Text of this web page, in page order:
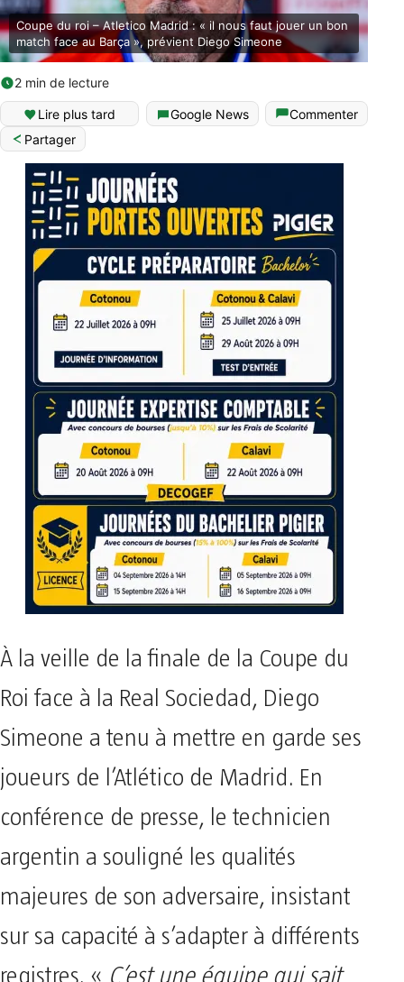
Coupe du roi – Atletico Madrid : « il nous faut jouer un bon
match face au Barça », prévient Diego Simeone
2 min de lecture
Lire plus tard Google News
Commenter
Partager
À la veille de la finale de la Coupe du
Roi face à la Real Sociedad, Diego
Simeone a tenu à mettre en garde ses
joueurs de l’Atlético de Madrid. En
conférence de presse, le technicien
argentin a souligné les qualités
majeures de son adversaire, insistant
sur sa capacité à s’adapter à différents
registres. « C’est une équipe qui sait